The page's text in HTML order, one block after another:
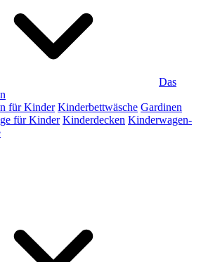
Das
für Kinder Kinderbettwäsche Gardinen
für Kinder Kinderdecken Kinderwagen-